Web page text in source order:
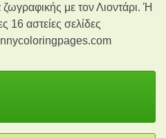
με τον Λιοντάρι. Ή
16 αστείες σελίδες